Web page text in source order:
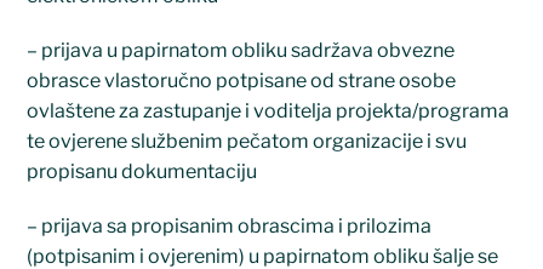
– prijava u papirnatom obliku sadržava obvezne
obrasce vlastoručno potpisane od strane osobe
ovlaštene za zastupanje i voditelja projekta/programa
te ovjerene službenim pečatom organizacije i svu
propisanu dokumentaciju
– prijava sa propisanim obrascima i prilozima
(potpisanim i ovjerenim) u papirnatom obliku šalje se